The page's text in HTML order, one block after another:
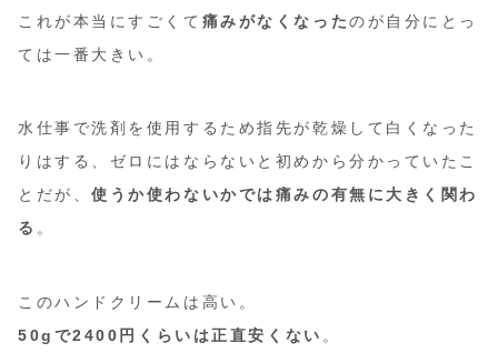
これが本当にすごくて 痛みがなくなったのが自分にとっ
ては一番大きい。
水仕事で洗剤を使用するため指先が乾燥して白くなった
りはする、ゼロにはならないと初めから分かっていたこ
とだが、使うか使わないかでは痛みの有無に大きく関わ
る 。
このハンドクリームは高い。
50gで2400円くらいは正直安くない 。